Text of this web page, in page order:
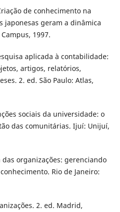
de conhecimento na
japonesas geram a dinâmica
1997.
aplicada à contabilidade:
artigos, relatórios,
2. ed. São Paulo: Atlas,
sociais da universidade: o
das comunitárias. Ijuí: Unijuí,
das organizações: gerenciando
Rio de Janeiro:
2. ed. Madrid,